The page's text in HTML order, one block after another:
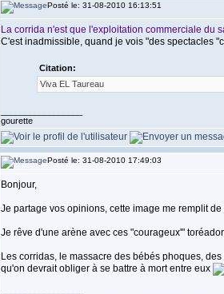
Posté le: 31-08-2010 16:13:51
La corrida n'est que l'exploitation commerciale du
C'est inadmissible, quand je vois "des spectacles
Citation:
Viva EL Taureau
gourette
Posté le: 31-08-2010 17:49:03
Bonjour,
Je partage vos opinions, cette image me remplit
Je rêve d'une arène avec ces "courageux'"
Les corridas, le massacre des bébés phoques,
qu'on devrait obliger à se battre à mort entre eux